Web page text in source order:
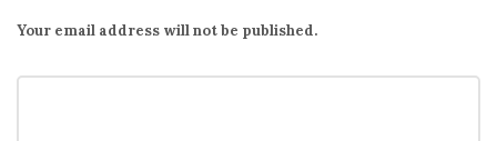
Your email address will not be published.